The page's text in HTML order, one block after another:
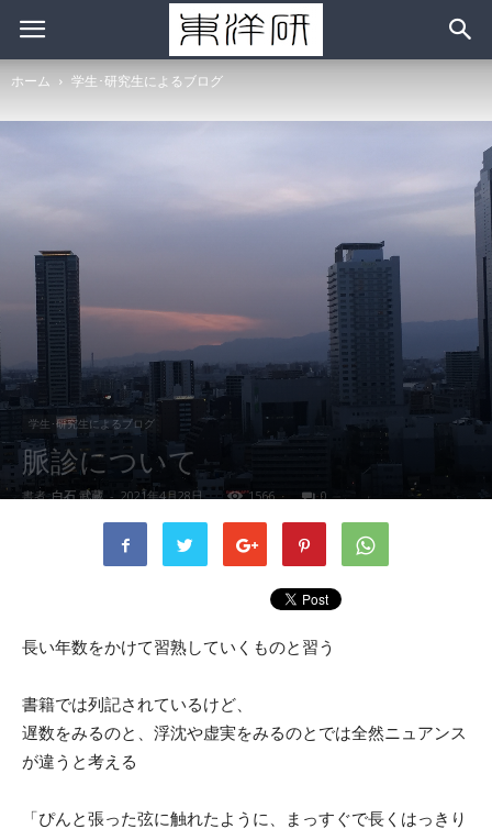
ホーム 学生･研究生によるブログ
学生･研究生によるブログ
脈診について
書者 白石 武蔵 - 2021年4月28日 1566 0
長い年数をかけて習熟していくものと習う
書籍では列記されているけど、
遅数をみるのと、浮沈や虚実をみるのとでは全然ニュアンス
が違うと考える
「ぴんと張った弦に触れたように、まっすぐで長くはっきり